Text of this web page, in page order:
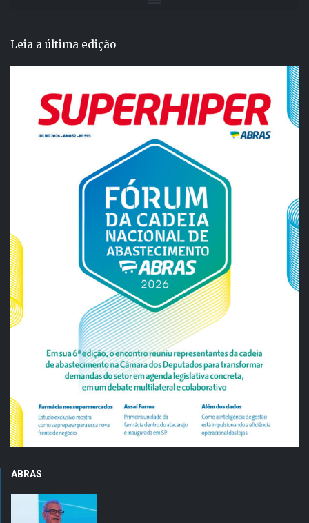
Leia a última edição
ABRAS